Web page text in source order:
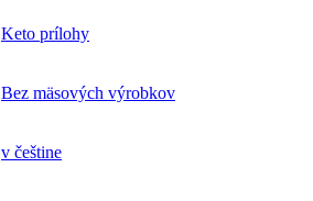
Keto prílohy
Bez mäsových výrobkov
v češtine